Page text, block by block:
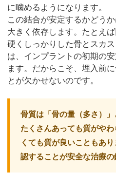
に噛めるようになります。
この結合が安定するかどう
大きく依存します。たとえ
硬くしっかりした骨とスカ
は、インプラントの初期の
ます。だからこそ、埋入前
とが欠かせないのです。
骨質は「骨の量（多さ）
たくさんあっても質がや
くても質が良いこともあ
認することが安全な治療の